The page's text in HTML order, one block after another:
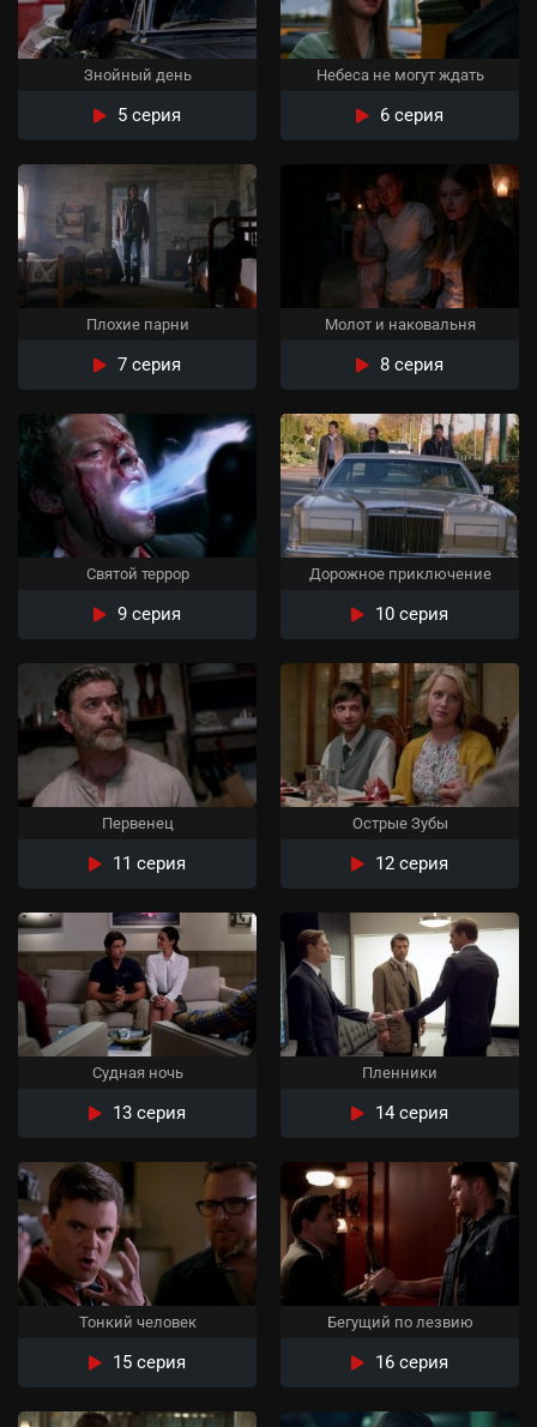
Знойный день
5 серия
Небеса не могут ждать
6 серия
Плохие парни
7 серия
Молот и наковальня
8 серия
Святой террор
9 серия
Дорожное приключение
10 серия
Первенец
11 серия
Острые Зубы
12 серия
Судная ночь
13 серия
Пленники
14 серия
Тонкий человек
15 серия
Бегущий по лезвию
16 серия